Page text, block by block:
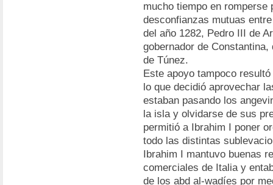
mucho tiempo en
desconfianzas mutuas
del año 1282, Pedro III de
gobernador de
de Túnez.
Este apoyo tampoco
lo que decidió aprovechar
estaban pasando los
la isla y olvidarse de sus
permitió a Ibrahim I poner
todo las distintas
Ibrahim I mantuvo buenas
comerciales de Italia y
de los abd al-wadíes por